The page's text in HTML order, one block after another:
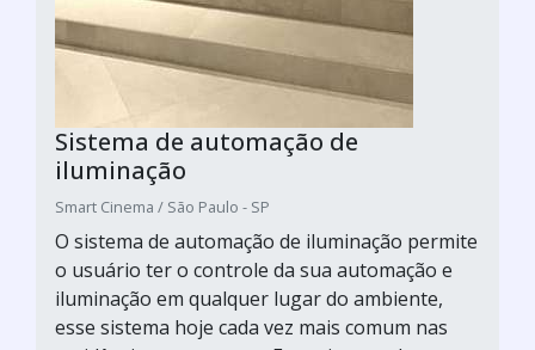
Sistema de automação de
iluminação
Smart Cinema / São Paulo - SP
O sistema de automação de iluminação permite
o usuário ter o controle da sua automação e
iluminação em qualquer lugar do ambiente,
esse sistema hoje cada vez mais comum nas